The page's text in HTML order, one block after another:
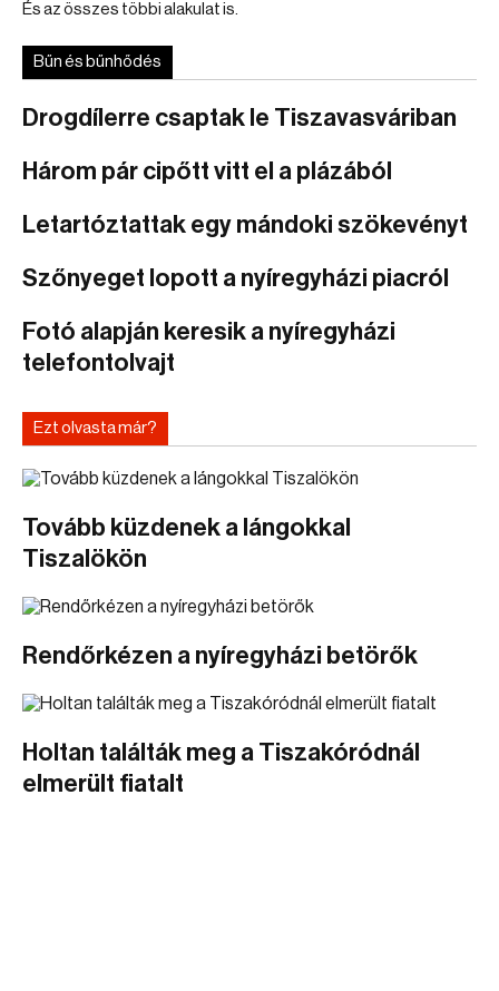
És az összes többi alakulat is.
Bűn és bűnhődés
Drogdílerre csaptak le Tiszavasváriban
Három pár cipőtt vitt el a plázából
Letartóztattak egy mándoki szökevényt
Szőnyeget lopott a nyíregyházi piacról
Fotó alapján keresik a nyíregyházi
telefontolvajt
Ezt olvasta már?
Tovább küzdenek a lángokkal
Tiszalökön
Rendőrkézen a nyíregyházi betörők
Holtan találták meg a Tiszakóródnál
elmerült fiatalt